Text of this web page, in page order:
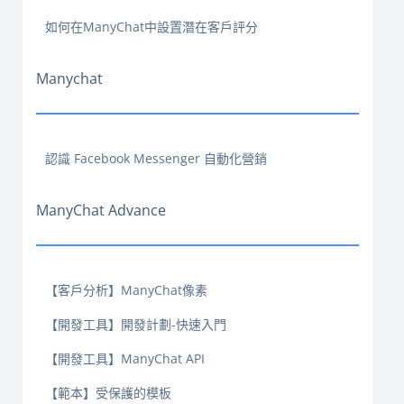
如何在ManyChat中設置潛在客戶評分
Manychat
認識 Facebook Messenger 自動化營銷
ManyChat Advance
【客戶分析】ManyChat像素
【開發工具】開發計劃-快速入門
【開發工具】ManyChat API
【範本】受保護的模板